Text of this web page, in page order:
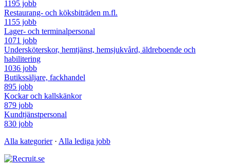
1195 jobb
Restaurang- och köksbiträden m.fl.
1155 jobb
Lager- och terminalpersonal
1071 jobb
Undersköterskor, hemtjänst, hemsjukvård, äldreboende och
habilitering
1036 jobb
Butikssäljare, fackhandel
895 jobb
Kockar och kallskänkor
879 jobb
Kundtjänstpersonal
830 jobb
Alla kategorier· Alla lediga jobb